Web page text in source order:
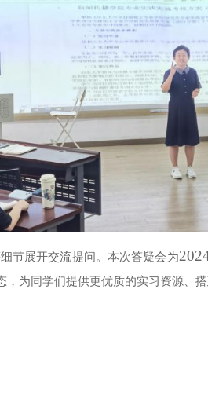
节展开交流提问。本次答疑会为
， 为同学们提供更优质的实习资源、